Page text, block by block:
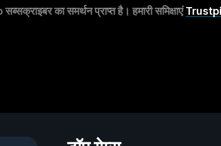
का समर्थन प्राप्त है। हमारी समिक्षाएं